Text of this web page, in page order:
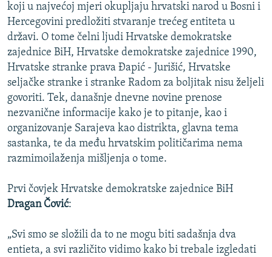
RSE PRIČE IZ SVIJETA
ISPRIČAJ MI
DNEVNO@RSE
SPECIJALI RSE
VIŠE OD NASLOVA
POPLAVE I KLIZIŠTA U BIH 2024.
TV LIBERTY
POST SCRIPTUM
MOJA EVROPA
TRI DECENIJE OD RATA U BIH
SVE KARTE DEJTONA
PRATITE NAS
Sve RFE/RL stranice
koji u najvećoj mjeri okupljaju hrvatski narod u Bosni i
Hercegovini predložiti stvaranje trećeg entiteta u
državi. O tome čelni ljudi Hrvatske demokratske
zajednice BiH, Hrvatske demokratske zajednice 1990,
Hrvatske stranke prava Đapić - Jurišić, Hrvatske
seljačke stranke i stranke Radom za boljitak nisu željeli
govoriti. Tek, današnje dnevne novine prenose
nezvanične informacije kako je to pitanje, kao i
organizovanje Sarajeva kao distrikta, glavna tema
sastanka, te da među hrvatskim političarima nema
razmimoilaženja mišljenja o tome.
Prvi čovjek Hrvatske demokratske zajednice BiH
Dragan Čović:
„Svi smo se složili da to ne mogu biti sadašnja dva
entieta, a svi različito vidimo kako bi trebale izgledati